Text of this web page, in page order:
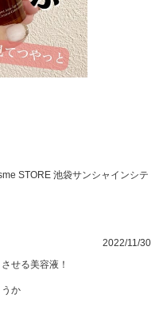
STORE 池袋サンシャインシテ
2022/11/30
せる美容液！
か